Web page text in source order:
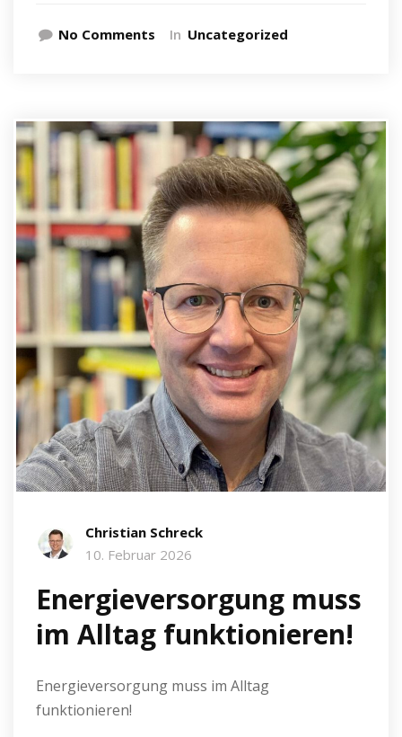
No Comments In Uncategorized
Christian Schreck
10. Februar 2026
Energieversorgung muss
im Alltag funktionieren!
Energieversorgung muss im Alltag
funktionieren!